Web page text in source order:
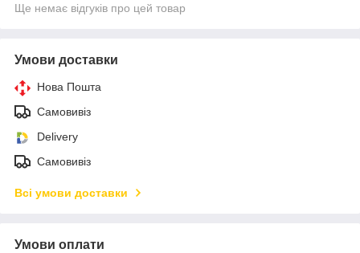
Ще немає відгуків про цей товар
Умови доставки
Нова Пошта
Самовивіз
Delivery
Самовивіз
Всі умови доставки
Умови оплати